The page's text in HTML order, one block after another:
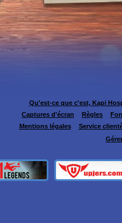
Qu'est-ce que c'est, Kapi
Captures d'écran
Règles
Mentions légales
Service